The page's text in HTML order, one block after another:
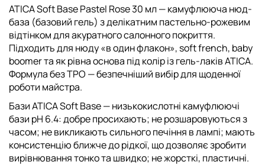
ATICA Soft Base Pastel Rose 30 мл— камуфлююча нюд-
база (базовий гель) з делікатним пастельно-рожевим
відтінком для акуратного салонного покриття.
Підходить для нюду «в один флакон», soft french, baby
boomer та як рівна основа під колір ізгель-лаків ATICA.
Формулабез TPO — безпечніший вибір для щоденної
роботи майстра.
Бази ATICA Soft Base — низькокислотні камуфлюючі
бази pH 6.4: добре просихають; не розшаровуються з
часом; не викликають сильного печіння в лампі; мають
консистенцію ближче до рідкої, що дозволяє зробити
вирівнювання тонко та швидко; не жорсткі, пластичні.